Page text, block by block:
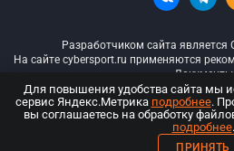
Разработчиком сайта
На сайте cybersport.ru применяются
Документы
© ООО «Киберспорт.ру» —
18+
Для повышения удобства сайта мы
сервис Яндекс.Метрика подробнее.
вы соглашаетесь на обработку
подробнее.
ПРИНЯТЬ